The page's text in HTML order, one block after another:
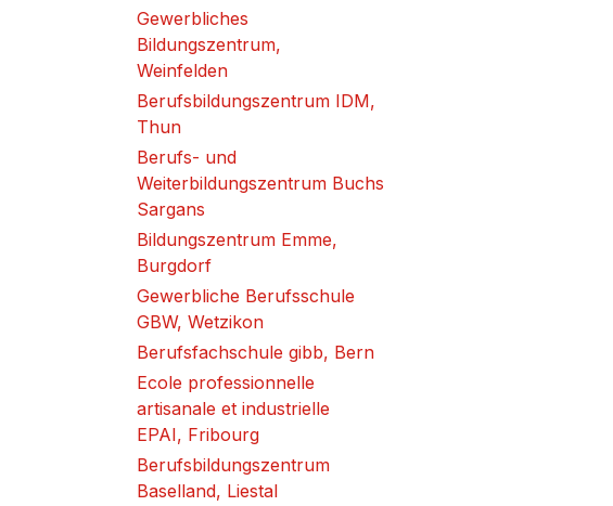
Gewerbliches
Bildungszentrum,
Weinfelden
Berufsbildungszentrum IDM,
Thun
Berufs- und
Weiterbildungszentrum Buchs
Sargans
Bildungszentrum Emme,
Burgdorf
Gewerbliche Berufsschule
GBW, Wetzikon
Berufsfachschule gibb, Bern
Ecole professionnelle
artisanale et industrielle
EPAI, Fribourg
Berufsbildungszentrum
Baselland, Liestal